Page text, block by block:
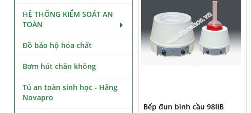
Bếp đun bình cầu 98IIB
HỆ THỐNG KIỂM SOÁT AN
TOÀN
Đồ bảo hộ hóa chất
Bơm hút chân không
Tủ an toàn sinh học - Hãng
Novapro